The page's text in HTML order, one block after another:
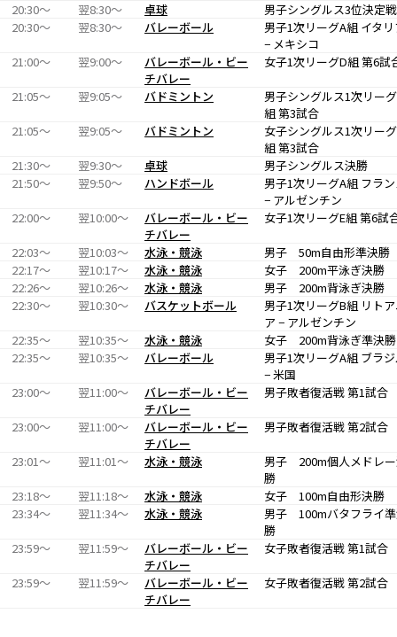
20:30〜 翌8:30〜 卓球
男子シングルス3位決定戦
20:30〜
翌8:30〜 バレーボール
男子1次リーグA組 イタ
− メキシコ
21:00〜
翌9:00〜
バレーボール・ビー
チバレー
女子1次リーグD組 第6試
21:05〜 翌9:05〜 バドミントン
男子シングルス1次リー
組 第3試合
21:05〜
翌9:05〜 バドミントン
女子シングルス1次リー
組 第3試合
21:30〜
翌9:30〜 卓球
男子シングルス決勝
21:50〜
翌9:50〜 ハンドボール
男子1次リーグA組 フラ
− アルゼンチン
22:00〜
翌10:00〜
バレーボール・ビー
チバレー
女子1次リーグE組 第6試
22:03〜 翌10:03〜 水泳・競泳
男子 50m自由形準決勝
22:17〜
翌10:17〜 水泳・競泳
女子 200m平泳ぎ決勝
22:26〜
翌10:26〜 水泳・競泳
男子 200m背泳ぎ決勝
22:30〜
翌10:30〜 バスケットボール
男子1次リーグB組 リト
ア − アルゼンチン
22:35〜
翌10:35〜 水泳・競泳
女子 200m背泳ぎ準決勝
22:35〜
翌10:35〜 バレーボール
男子1次リーグA組 ブラ
− 米国
23:00〜
翌11:00〜
バレーボール・ビー
チバレー
男子敗者復活戦 第1試合
23:00〜 翌11:00〜
バレーボール・ビー
チバレー
男子敗者復活戦 第2試合
23:01〜 翌11:01〜 水泳・競泳
男子 200m個人メドレ
勝
23:18〜
翌11:18〜 水泳・競泳
女子 100m自由形決勝
23:34〜
翌11:34〜 水泳・競泳
男子 100mバタフライ
勝
23:59〜
翌11:59〜
バレーボール・ビー
チバレー
女子敗者復活戦 第1試合
23:59〜 翌11:59〜
バレーボール・ビー
チバレー
女子敗者復活戦 第2試合